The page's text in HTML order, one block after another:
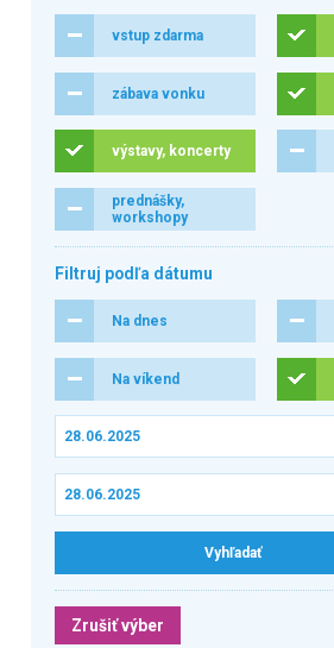
vstup zdarma
zábava vonku
výstavy, koncerty
prednášky,
workshopy
Filtruj podľa dátumu
Na dnes
Na víkend
Zrušiť výber